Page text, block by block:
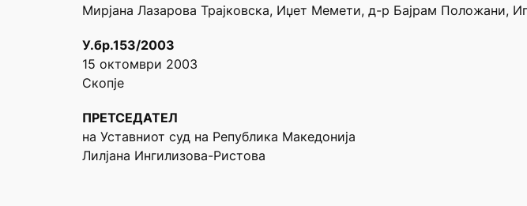
Мирјана Лазарова Трајковска, Иџет Мемети, д-р Бајрам Положани,
У.бр.153/2003
15 октомври 2003
Скопје
ПРЕТСЕДАТЕЛ
на Уставниот суд на Република Македонија
Лилјана Ингилизова-Ристова